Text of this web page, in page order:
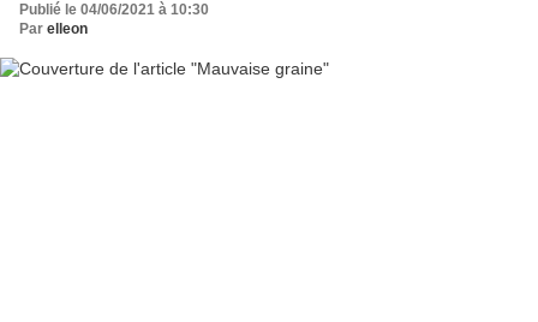
Publié le 04/06/2021 à 10:30
Par elleon